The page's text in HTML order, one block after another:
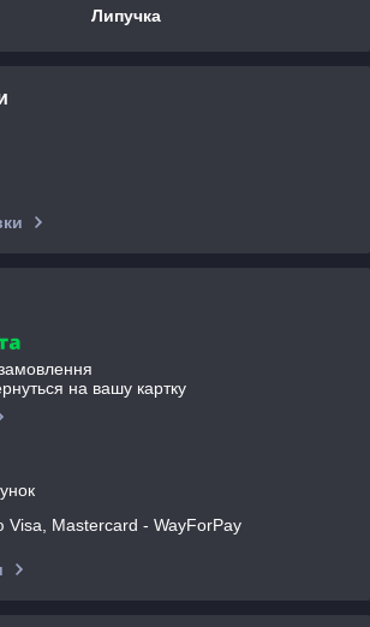
Липучка
на вашу картку
Visa, Mastercard - WayForPay